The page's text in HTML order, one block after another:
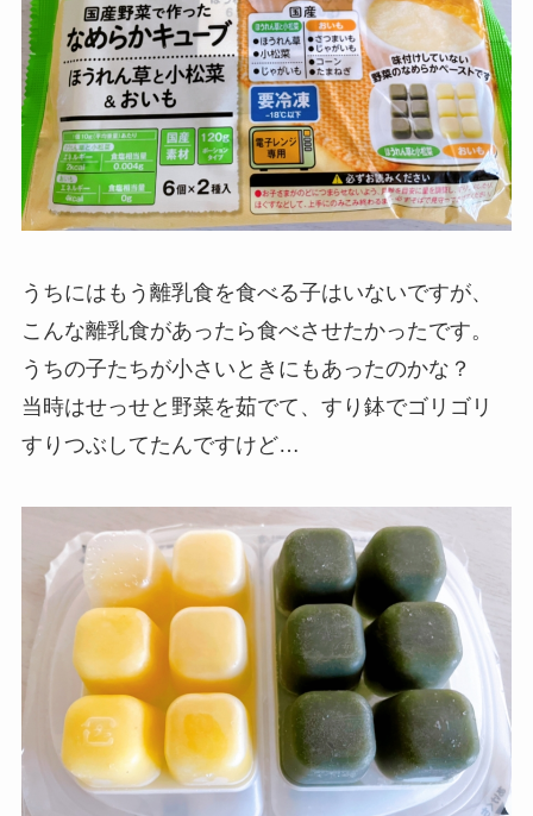
うちにはもう離乳食を食べる子はいないですが、
こんな離乳食があったら食べさせたかったです。
うちの子たちが小さいときにもあったのかな？
当時はせっせと野菜を茹でて、すり鉢でゴリゴリ
すりつぶしてたんですけど…